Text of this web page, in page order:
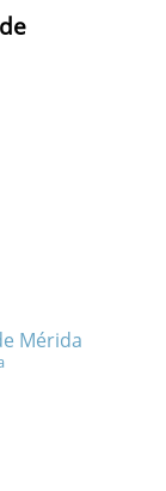
Mérida